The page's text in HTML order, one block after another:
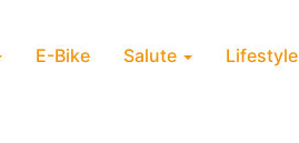
E-Bike Salute Lifestyle